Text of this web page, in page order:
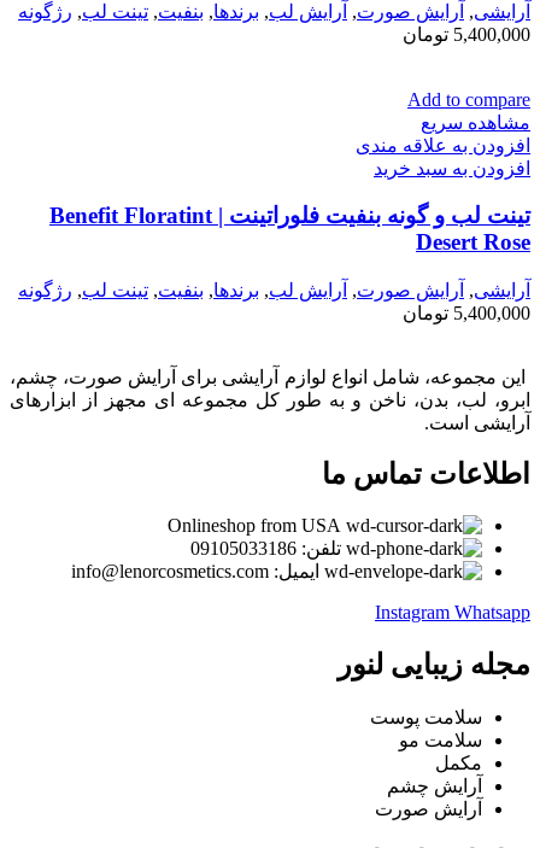
آرایشی, آرايش صورت, آرايش لب, برندها, بنفيت, تینت لب, رژگونه
5,400,000 تومان
Add to compare
مشاهده سریع
افزودن به علاقه مندی
افزودن به سبد خرید
تینت لب و گونه بنفیت فلوراتینت | Benefit Floratint
Desert Rose
آرایشی, آرايش صورت, آرايش لب, برندها, بنفيت, تینت لب, رژگونه
5,400,000 تومان
این مجموعه، شامل انواع لوازم آرایشی برای آرایش صورت، چشم،
ابرو، لب، بدن، ناخن و به طور کل مجموعه ای مجهز از ابزارهای
آرایشی است.
اطلاعات تماس ما
Onlineshop from USA
تلفن: 09105033186
ایمیل: info@lenorcosmetics.com
Instagram Whatsapp
مجله زیبایی لنور
سلامت پوست
سلامت مو
مکمل
آرایش چشم
آرایش صورت